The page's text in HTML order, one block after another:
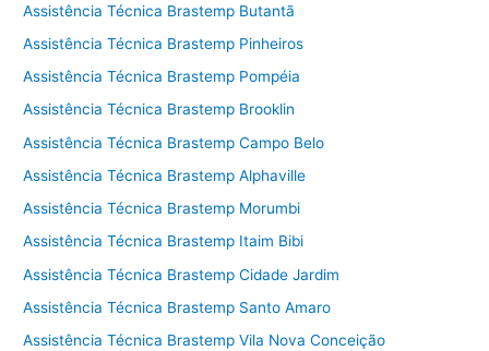
Assistência Técnica Brastemp Butantã
Assistência Técnica Brastemp Pinheiros
Assistência Técnica Brastemp Pompéia
Assistência Técnica Brastemp Brooklin
Assistência Técnica Brastemp Campo Belo
Assistência Técnica Brastemp Alphaville
Assistência Técnica Brastemp Morumbi
Assistência Técnica Brastemp Itaim Bibi
Assistência Técnica Brastemp Cidade Jardim
Assistência Técnica Brastemp Santo Amaro
Assistência Técnica Brastemp Vila Nova Conceição